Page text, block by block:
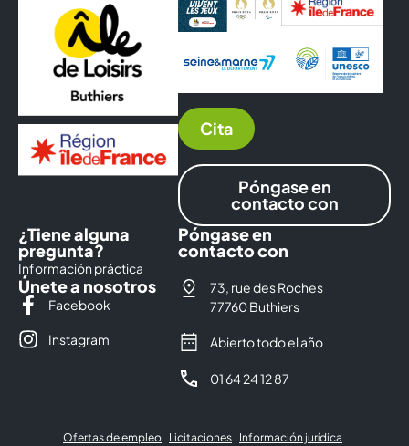
¿Tiene alguna
pregunta?
Información práctica
Únete a nosotros
Facebook
Instagram
Póngase en
contacto con
73, rue des Roches
77760 Buthiers
Abierto todo el año
01 64 24 12 87
Cita
Póngase en
contacto con
Ofertas de empleo Licitaciones Información jurídica